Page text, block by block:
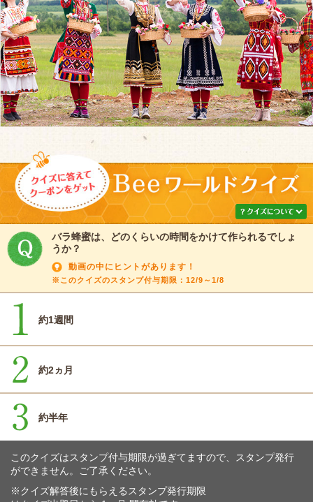
バラ蜂蜜は、どのくらいの時間をかけて作られるでしょ
うか？
動画の中にヒントがあります！
※このクイズのスタンプ付与期限：12/9～1/8
約1週間
約2ヵ月
約半年
このクイズはスタンプ付与期限が過ぎてますので、スタンプ発行
ができません。ご了承ください。
※クイズ解答後にもらえるスタンプ発行期限